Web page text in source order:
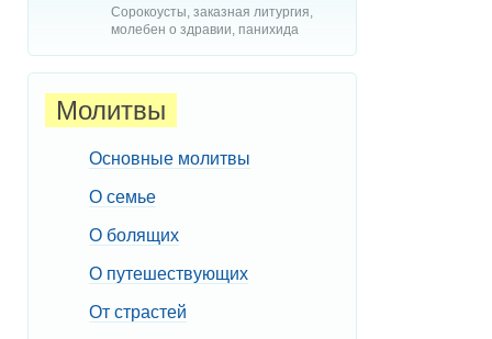
Сорокоусты, заказная литургия,
молебен о здравии, панихида
Молитвы
Основные молитвы
О семье
О болящих
О путешествующих
От страстей